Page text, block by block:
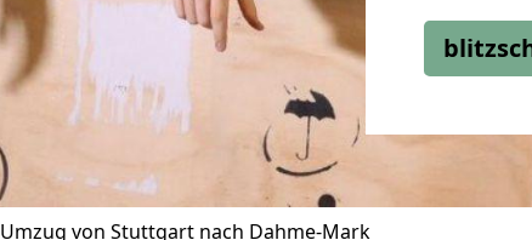
Umzug von Stuttgart nach Dahme-Mark